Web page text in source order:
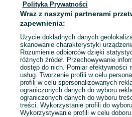
Mapa miejscowości
Mapa ministron
Polityka Prywatności
Wraz z naszymi partnerami
zapewnienia:
Użycie dokładnych danych
skanowanie charakterystyki
Rozumienie odbiorców dzięki
różnych źródeł. Przechowywanie
dostęp do nich. Pomiar efektywności
usług. Tworzenie profili w celu
profili w celu spersonalizowanych
ograniczonych danych do wyboru
ograniczonych danych do wyboru
treści. Wykorzystanie profili do
Wykorzystywanie profili w celu